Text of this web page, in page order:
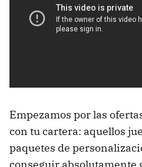
Empezamos por las
con tu cartera: aquellos
paquetes de